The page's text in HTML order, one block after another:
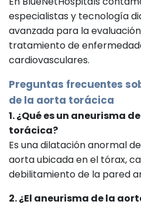
especialistas y tecnología
avanzada para la
tratamiento de
cardiovasculares.
Preguntas frecuentes
de la aorta torácica
1. ¿Qué es un aneurisma
torácica?
Es una dilatación anormal
aorta ubicada en el tórax,
debilitamiento de la pared
2. ¿El aneurisma de la